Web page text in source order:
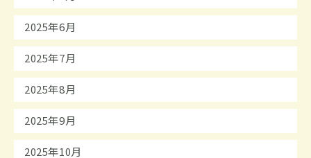
2025年6月
2025年7月
2025年8月
2025年9月
2025年10月